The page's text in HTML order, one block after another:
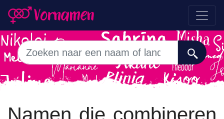
Namen die combineren